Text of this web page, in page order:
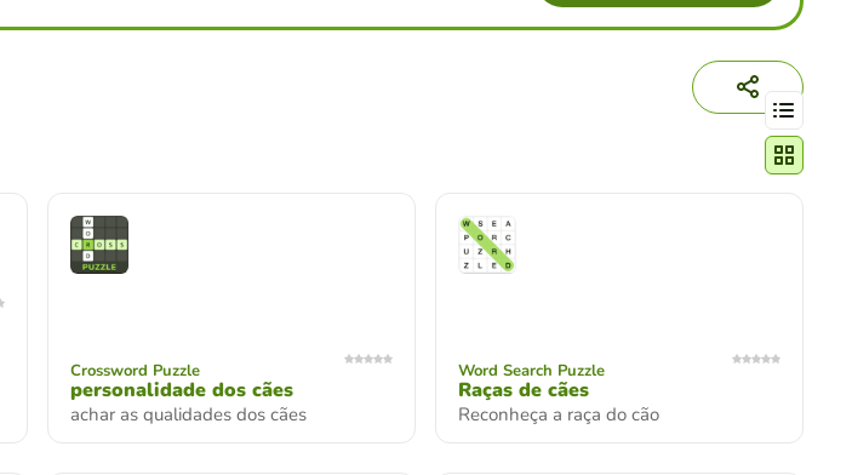
Change
Crossword Puzzle
personalidade dos cães
achar as qualidades dos cães
Word Search Puzzle
Raças de cães
Reconheça a raça do cão